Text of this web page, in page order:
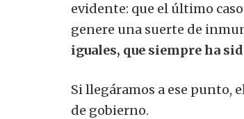
evidente: que el último
genere una suerte de
iguales, que siempre ha
Si llegáramos a ese punto,
de gobierno.